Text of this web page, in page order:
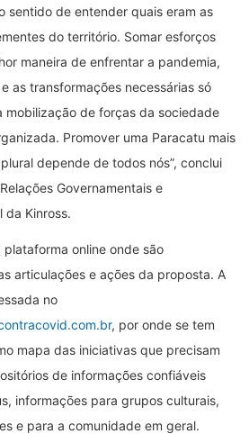
sentido de entender quais eram as
do território. Somar esforços
maneira de enfrentar a pandemia,
as transformações necessárias só
mobilização de forças da sociedade
Promover uma Paracatu mais
depende de todos nós”, conclui
Governamentais e
da Kinross.
online onde são
articulações e ações da proposta. A
no
, por onde se tem
mapa das iniciativas que precisam
de informações confiáveis
informações para grupos culturais,
e para a comunidade em geral.